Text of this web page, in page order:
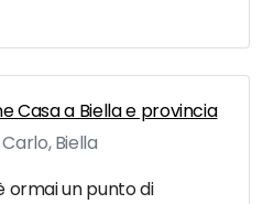
Casa a Biella e provincia
Biella
ormai un punto di